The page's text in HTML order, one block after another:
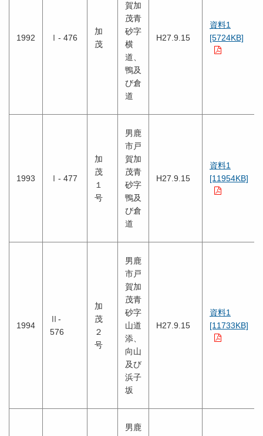
1992 Ⅰ- 476
加
茂
賀加
茂青
砂字
横
道、
鴨及
び倉
道
H27.9.15
資料1
[5724KB]
1993 Ⅰ- 477
加
茂
１
号
男鹿
市戸
賀加
茂青
砂字
鴨及
び倉
道
H27.9.15
資料1
[11954KB]
1994
Ⅱ-
576
加
茂
２
号
男鹿
市戸
賀加
茂青
砂字
山道
添、
向山
及び
浜子
坂
H27.9.15
資料1
[11733KB]
男鹿